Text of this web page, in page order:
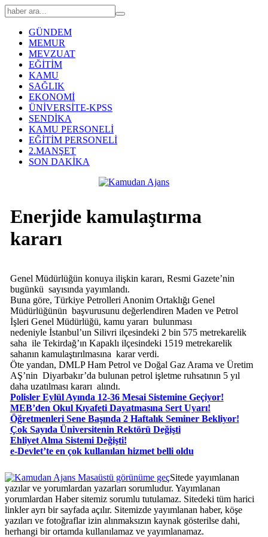
GÜNDEM
MEMUR
MEVZUAT
EĞİTİM
KAMU
SAĞLIK
EKONOMİ
ÜNİVERSİTE-KPSS
SENDİKA
KAMU PERSONELİ
EĞİTİM PERSONELİ
2.MANŞET
SON DAKİKA
Enerjide kamulaştırma
kararı
Genel Müdürlüğün konuya ilişkin kararı, Resmi Gazete’nin
bugünkü sayısında yayımlandı.
Buna göre, Türkiye Petrolleri Anonim Ortaklığı Genel
Müdürlüğünün başvurusunu değerlendiren Maden ve Petrol
İşleri Genel Müdürlüğü, kamu yararı bulunması
nedeniyle İstanbul’un Silivri ilçesindeki 2 bin 575 metrekarelik
saha ile Tekirdağ’ın Kapaklı ilçesindeki 1519 metrekarelik
sahanın kamulaştırılmasına karar verdi.
Öte yandan, DMLP Ham Petrol ve Doğal Gaz Arama ve Üretim
AŞ’nin Diyarbakır’da bulunan petrol işletme ruhsatının 5 yıl
daha uzatılması kararı alındı.
Polisler Eylül Ayında 12-36 Mesai Sistemine Geçiyor!
MEB’den Okul Kıyafeti Dayatmasına Sert Uyarı!
Öğretmenleri Sene Başında 2 Haftalık Seminer Bekliyor!
Çok Sayıda Üniversitenin Rektörü Değişti
Ehliyet Alma Sistemi Değişti!
e-Devlet’te en çok kullanılan hizmet belli oldu
Masaüstü görünüme geçSitede yayımlanan
yazılar ve yorumlardan yazarları sorumludur. Yayımlanan
yorumlardan Haber sitemiz sorumlu tutulamaz. Sitedeki tüm harici
linkler ayrı bir sayfada açılır. Sitemizde yayımlanan haber, köşe
yazıları ve fotoğraflar izin alınmaksızın kaynak gösterilse dahi,
herhangi bir ortamda kullanılamaz ve yayımlanamaz.